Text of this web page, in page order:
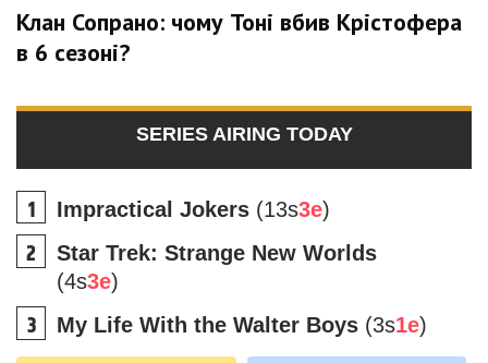
Клан Сопрано: чому Тоні вбив Крістофера
в 6 сезоні?
SERIES AIRING TODAY
Impractical Jokers (13s3e)
Star Trek: Strange New Worlds
(4s3e)
My Life With the Walter Boys (3s1e)